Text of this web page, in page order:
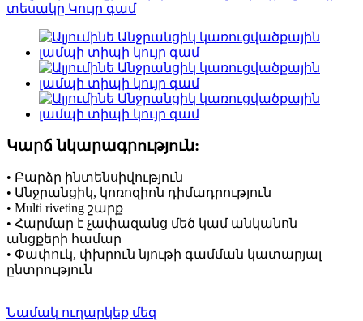
Կարճ նկարագրություն:
• Բարձր ինտենսիվություն
• Անջրանցիկ, կոռոզիոն դիմադրություն
• Multi riveting շարք
• Հարմար է չափազանց մեծ կամ անկանոն
անցքերի համար
• Փափուկ, փխրուն նյութի գամման կատարյալ
ընտրություն
Նամակ ուղարկեք մեզ